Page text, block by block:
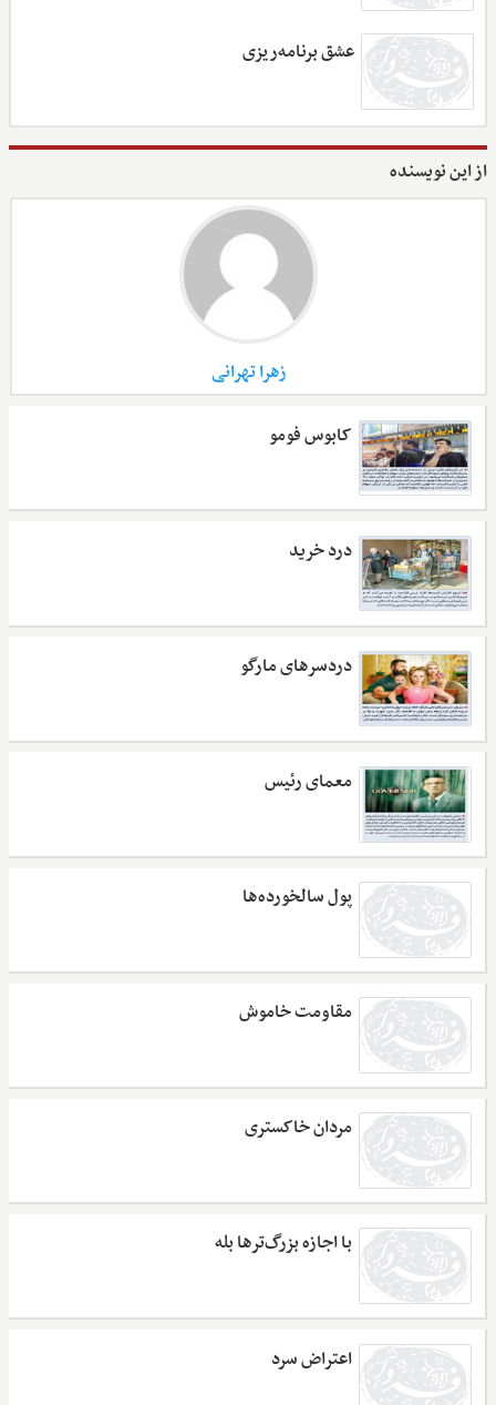
عشق برنامه‌ریزی
از این نویسنده
زهرا تهرانی
کابوس فومو
درد خرید
دردسرهای مارگو
معمای رئیس
پول سالخورده‌ها
مقاومت خاموش
مردان خاکستری
با اجازه بزرگ‌ترها بله
اعتراض سرد